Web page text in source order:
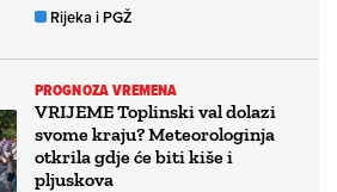
Rijeka i PGŽ
PROGNOZA VREMENA
VRIJEME Toplinski val dolazi
svome kraju? Meteorologinja
otkrila gdje će biti kiše i
pljuskova